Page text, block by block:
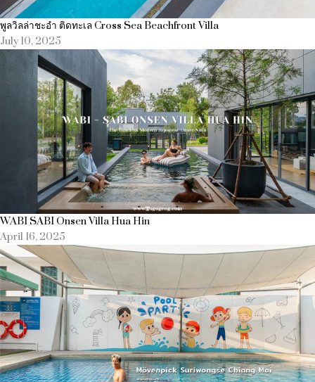
พูลวิลล่าชะอำ ติดทะเล Cross Sea Beachfront Villa
July 10, 2025
WABI SABI Onsen Villa Hua Hin
April 16, 2025